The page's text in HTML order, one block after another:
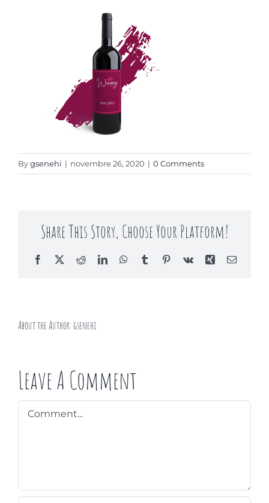
Bygsenehi | novembre 26, 2020 | 0 Comments
Share This Story, Choose Your Platform!
Facebook
X RedditLinkedInWhatsApp
TumblrPinterest
Vk Xing Email
About the Author: gsenehi
Leave A Comment